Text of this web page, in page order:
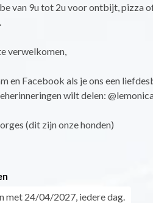
van 9u tot 2u voor ontbijt, pizza
verwelkomen,
en Facebook als je ons een
wilt delen:
(dit zijn onze honden)
met 24/04/2027, iedere dag.